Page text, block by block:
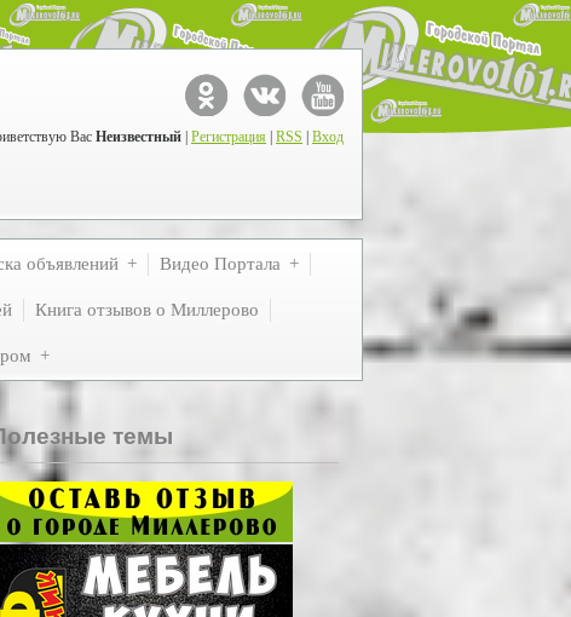
Вас Неизвестный Регистрация RSS Вход
объявлений Видео Портала
Книга отзывов о Миллерово
темы